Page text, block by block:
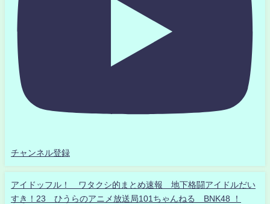
チャンネル登録
アイドッフル！ ワタクシ的まとめ速報 地下格闘アイドルだい
すき！23 ひうらのアニメ放送局101ちゃんねる BNK48 ！